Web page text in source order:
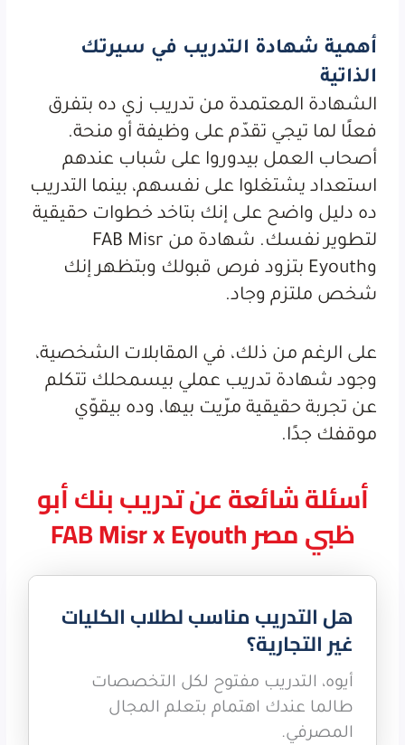
أهمية شهادة التدريب في سيرتك
الذاتية
الشهادة المعتمدة من تدريب زي ده بتفرق
فعلًا لما تيجي تقدّم على وظيفة أو منحة.
أصحاب العمل بيدوروا على شباب عندهم
استعداد يشتغلوا على نفسهم، بينما التدريب
ده دليل واضح على إنك بتاخد خطوات حقيقية
لتطوير نفسك. شهادة من FAB Misr
وEyouth بتزود فرص قبولك وبتظهر إنك
شخص ملتزم وجاد.
على الرغم من ذلك، في المقابلات الشخصية،
وجود شهادة تدريب عملي بيسمحلك تتكلم
عن تجربة حقيقية مرّيت بيها، وده بيقوّي
موقفك جدًا.
أسئلة شائعة عن تدريب بنك أبو
ظبي مصر FAB Misr x Eyouth
هل التدريب مناسب لطلاب الكليات
غير التجارية؟
أيوه، التدريب مفتوح لكل التخصصات
طالما عندك اهتمام بتعلم المجال
المصرفي.